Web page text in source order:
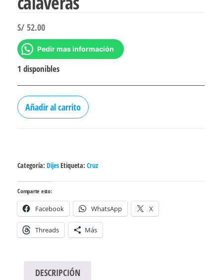
S/ 52.00
Pedir mas información
1 disponibles
Dije
Cruz
cantidad
Añadir al carrito
Categoría: DijesEtiqueta: Cruz
Comparte esto:
Facebook WhatsApp X
Threads Más
DESCRIPCIÓN